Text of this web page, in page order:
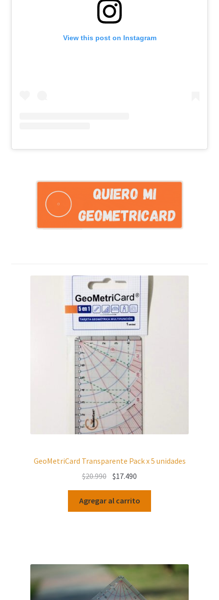
View this post on Instagram
GeoMetriCard Transparente Pack x 5 unidades
$20.990 Original
was:
$20.990.
$17.490
is:
$17.490.
Agregar al carrito